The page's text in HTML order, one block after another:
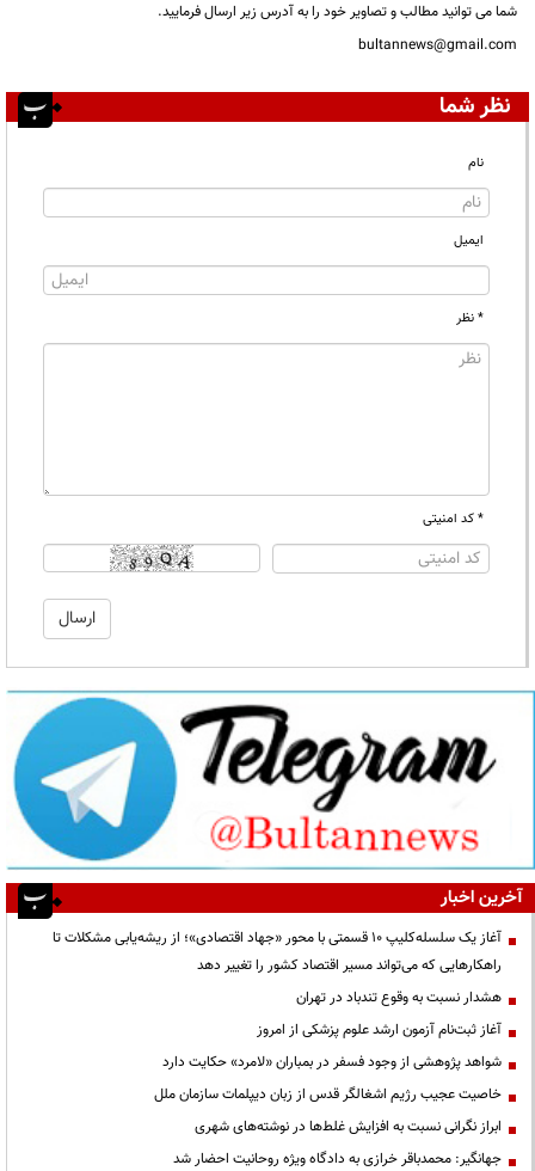
شما می توانید مطالب و تصاویر خود را به آدرس زیر ارسال فرمایید.
bultannews@gmail.com
نظر شما
نام
ایمیل
* نظر
* کد امنیتی
آخرین اخبار
آغاز یک سلسله‌کلیپ ۱۰ قسمتی با محور «جهاد اقتصادی»؛ از ریشه‌یابی مشکلات تا
راهکارهایی که می‌تواند مسیر اقتصاد کشور را تغییر دهد
هشدار نسبت به وقوع تندباد در تهران
آغاز ثبت‌نام آزمون ارشد علوم پزشکی از امروز
شواهد پژوهشی از وجود فسفر در بمباران «لامرد» حکایت دارد
خاصیت عجیب رژیم اشغالگر قدس از زبان دیپلمات سازمان ملل
ابراز نگرانی نسبت به افزایش غلط‌ها در نوشته‌های شهری
جهانگیر: محمدباقر خرازی به دادگاه ویژه روحانیت احضار شد